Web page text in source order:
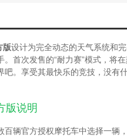
版设计为完全动态的天气系统和
。首次发售的“耐力赛”模式，将
吧。享受其最快乐的竞技，没有
版说明
百辆官方授权摩托车中选择一辆